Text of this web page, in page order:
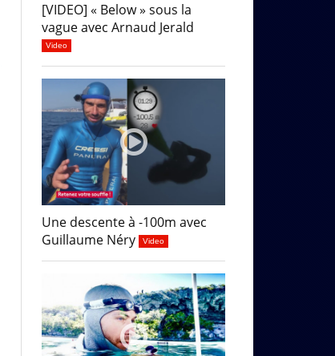
[VIDEO] « Below » sous la
vague avec Arnaud Jerald
Video
Une descente à -100m avec
Guillaume Néry
Video